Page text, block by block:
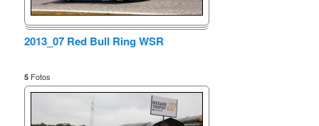
2013_07 Red Bull Ring WSR
5 Fotos